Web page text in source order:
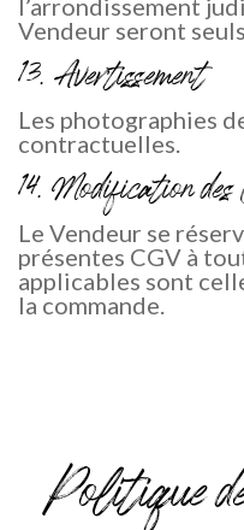
l’arrondissement
Vendeur seront
13. Avertissement
Les photographies
contractuelles.
14. Modification
Le Vendeur se
présentes CGV à
applicables sont
la commande.
Politique